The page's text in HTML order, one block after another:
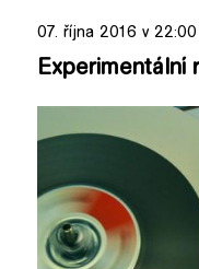
07. října 2016 v
Experimentální